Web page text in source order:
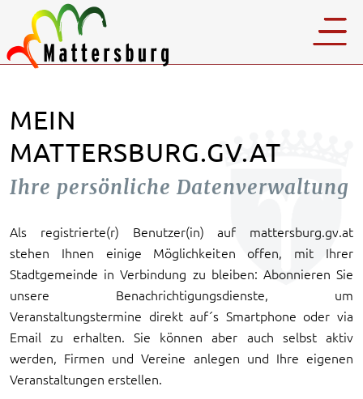
MEIN
MATTERSBURG.GV.AT
Ihre persönliche Datenverwaltung
Als registrierte(r) Benutzer(in) auf mattersburg.gv.at
stehen Ihnen einige Möglichkeiten offen, mit Ihrer
Stadtgemeinde in Verbindung zu bleiben: Abonnieren Sie
unsere Benachrichtigungsdienste, um
Veranstaltungstermine direkt auf´s Smartphone oder via
Email zu erhalten. Sie können aber auch selbst aktiv
werden, Firmen und Vereine anlegen und Ihre eigenen
Veranstaltungen erstellen.